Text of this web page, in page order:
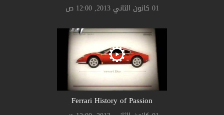
01 كانون الثاني 2013, 12:00 ص
Ferrari History of Passion